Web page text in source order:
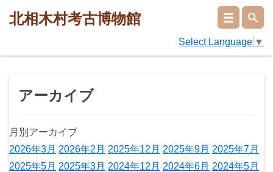
北相木村考古博物館
Select Language ▼
アーカイブ
月別アーカイブ
2026年3月 2026年2月 2025年12月 2025年9月 2025年7月
2025年5月 2025年3月 2024年12月 2024年6月 2024年5月